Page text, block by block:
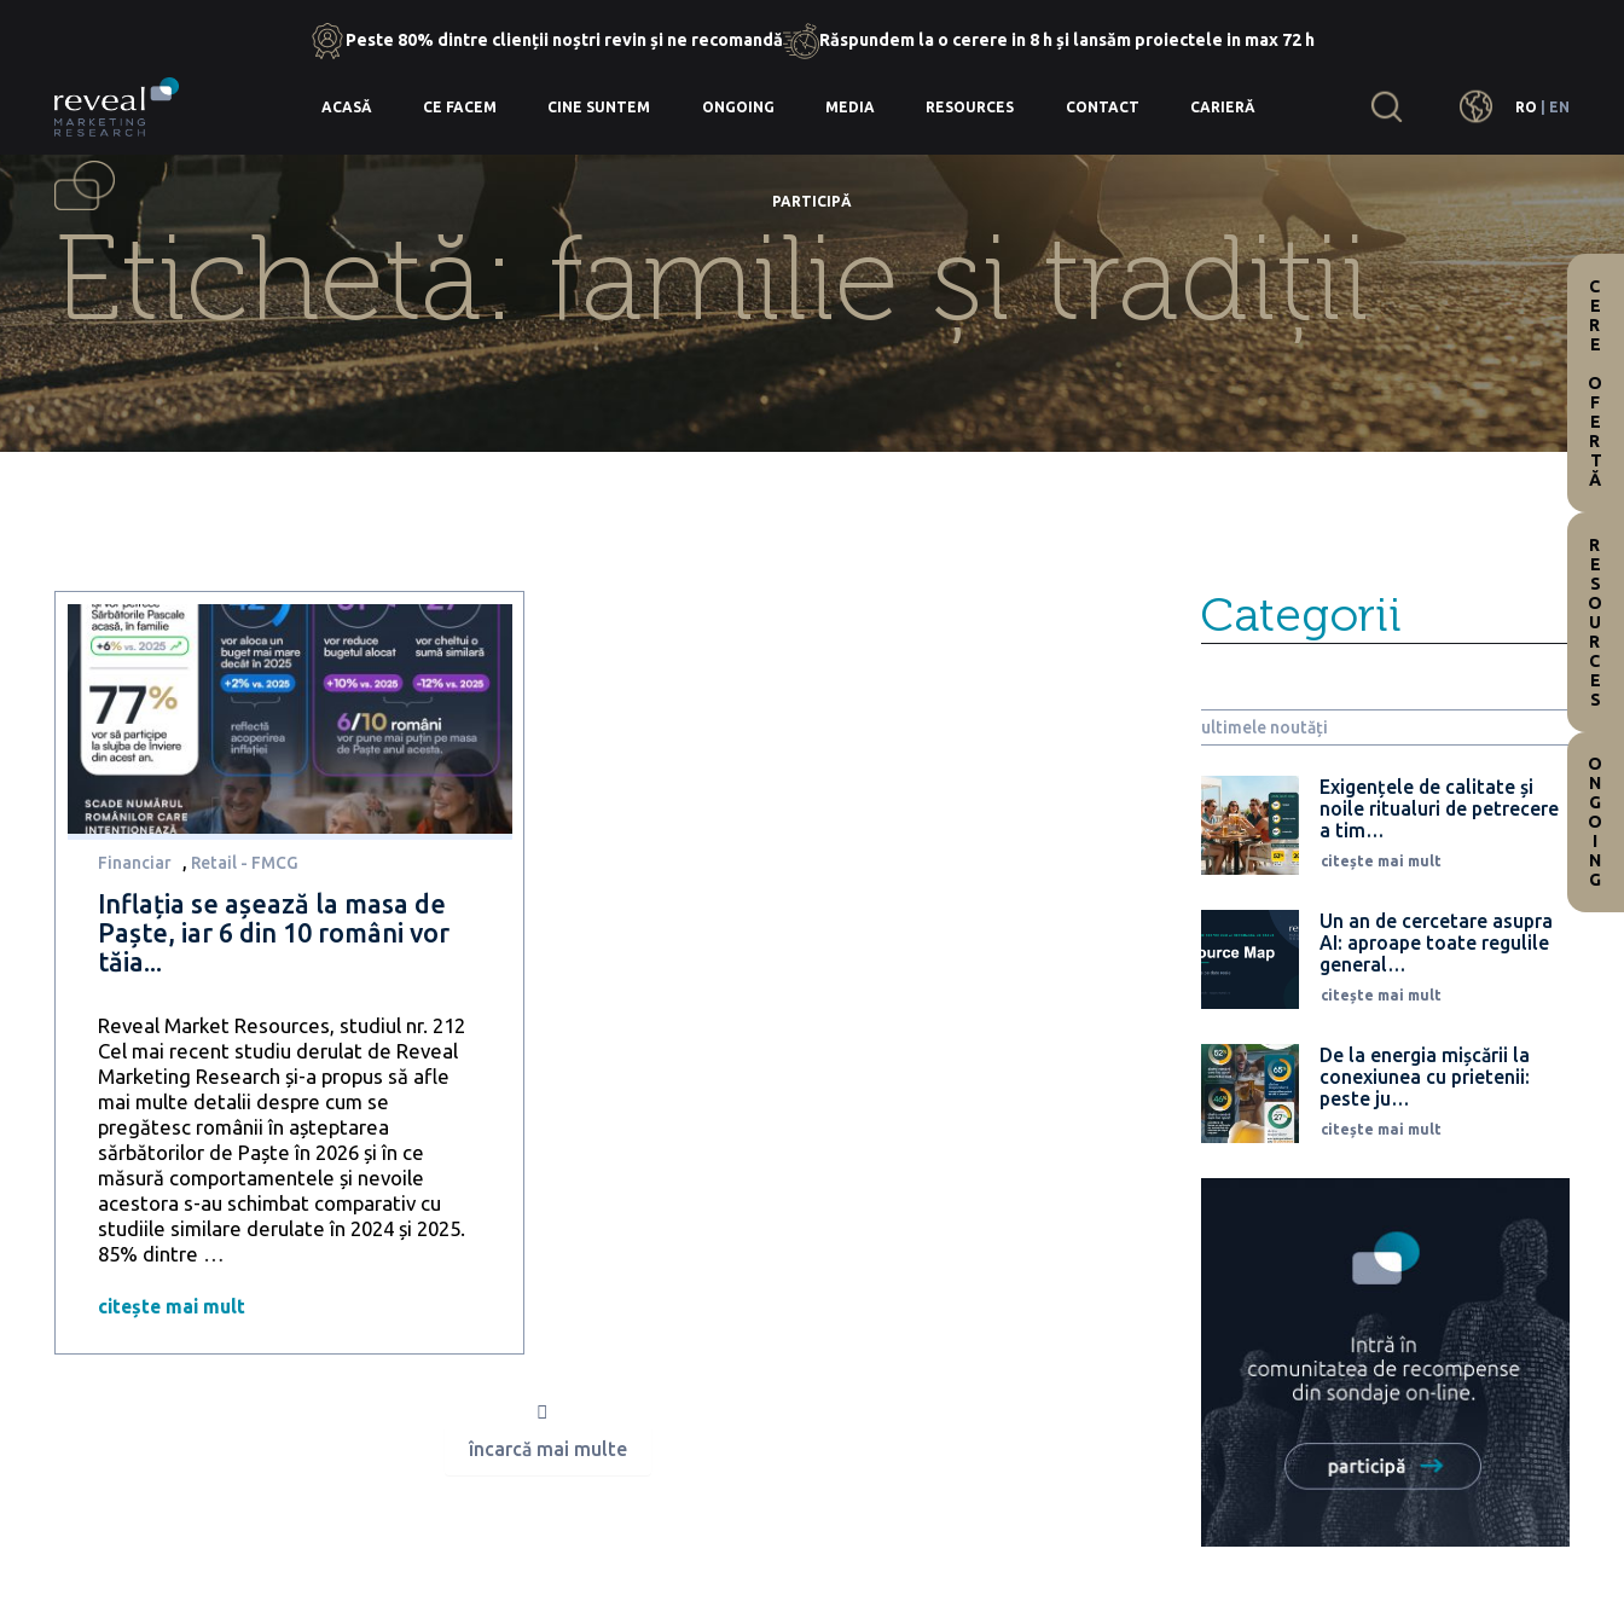
content
Peste 80% dintre clienții noștri revin și ne recomandă Răspundem la o cerere in 8 h și lansăm proiectele in max 72 h
RO EN
ACASĂ CE FACEM CINE SUNTEM ONGOING MEDIA RESOURCES CONTACT CARIERĂ
PARTICIPĂ
Etichetă:familie și tradiții
Financiar , Retail - FMCG
Inflația se așează la masa de
Paște, iar 6 din 10 români vor
tăia...
Reveal Market Resources, studiul nr. 212
Cel mai recent studiu derulat de Reveal
Marketing Research și-a propus să afle
mai multe detalii despre cum se
pregătesc românii în așteptarea
sărbătorilor de Paște în 2026 și în ce
măsură comportamentele și nevoile
acestora s-au schimbat comparativ cu
studiile similare derulate în 2024 și 2025.
85% dintre …
așează
masa
citește mai mult
încarcă mai multe
Categorii
ultimele noutăți
Exigențele de calitate și
noile ritualuri de petrecere
a tim…
citește mai mult
Un an de cercetare asupra
AI: aproape toate regulile
general…
citește mai mult
De la energia mișcării la
conexiunea cu prietenii:
peste ju…
citește mai mult
CERE OFERTĂ
RESOURCES
ONGOING